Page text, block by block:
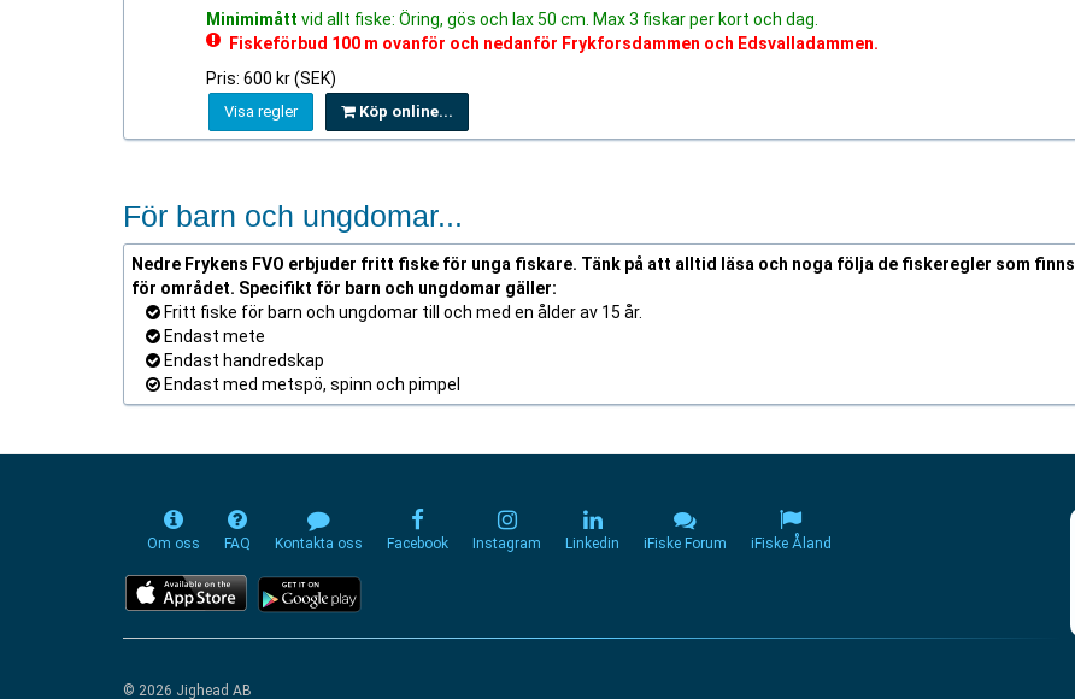
Minimimått vid allt fiske: Öring, gös och lax 50 cm. Max 3 fiskar per kort och dag.
Fiskeförbud 100 m ovanför och nedanför Frykforsdammen och Edsvalladammen.
Pris: 600 kr (SEK)
Visa regler Köp online...
För barn och ungdomar...
Nedre Frykens FVO erbjuder fritt fiske för unga fiskare. Tänk på att alltid läsa och noga följa de fiskeregler som finns
för området. Specifikt för barn och ungdomar gäller:
Fritt fiske för barn och ungdomar till och med en ålder av 15 år.
Endast mete
Endast handredskap
Endast med metspö, spinn och pimpel
Om oss FAQ Kontakta oss Facebook Instagram Linkedin iFiske Forum iFiske Åland
© 2026 Jighead AB